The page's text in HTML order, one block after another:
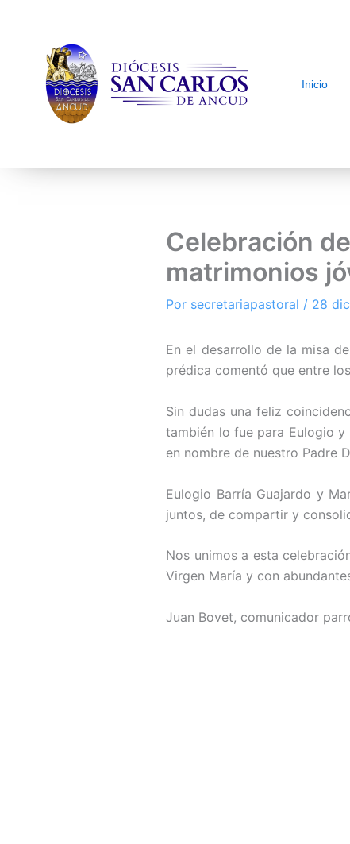
Inicio
Celebración
matrimonios
Por secretariapastoral / 28
En el desarrollo de la misa
prédica comentó que entre
Sin dudas una feliz
también lo fue para Eulogio
en nombre de nuestro Padre
Eulogio Barría Guajardo y
juntos, de compartir y
Nos unimos a esta
Virgen María y con
Juan Bovet, comunicador